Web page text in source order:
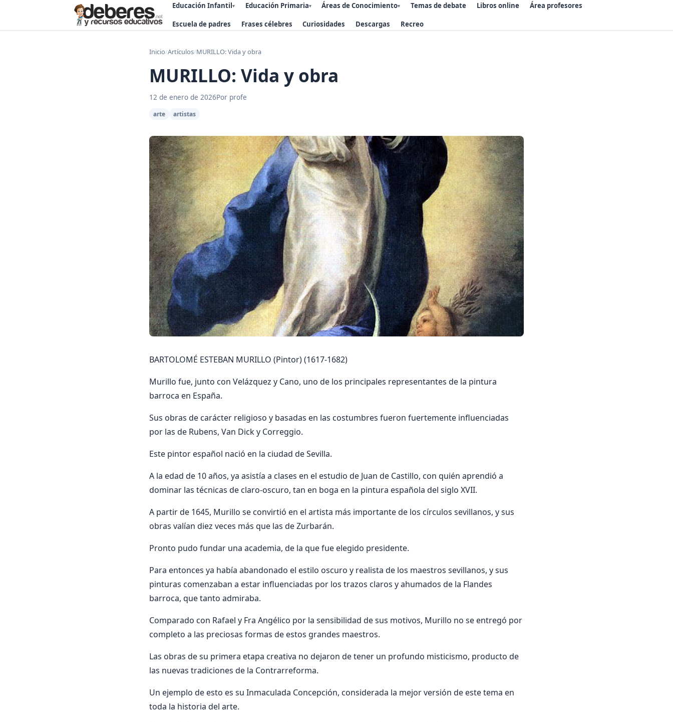
Educación Infantil▾ Educación Primaria▾ Áreas de Conocimiento▾ Temas de debate Libros online Área profesores
Escuela de padres Frases célebres Curiosidades Descargas Recreo
Inicio/Artículos/MURILLO: Vida y obra
MURILLO: Vida y obra
12 de enero de 2026Por profe
arte artistas
BARTOLOMÉ ESTEBAN MURILLO (Pintor) (1617-1682)
Murillo fue, junto con Velázquez y Cano, uno de los principales representantes de la pintura
barroca en España.
Sus obras de carácter religioso y basadas en las costumbres fueron fuertemente influenciadas
por las de Rubens, Van Dick y Correggio.
Este pintor español nació en la ciudad de Sevilla.
A la edad de 10 años, ya asistía a clases en el estudio de Juan de Castillo, con quién aprendió a
dominar las técnicas de claro-oscuro, tan en boga en la pintura española del siglo XVII.
A partir de 1645, Murillo se convirtió en el artista más importante de los círculos sevillanos, y sus
obras valían diez veces más que las de Zurbarán.
Pronto pudo fundar una academia, de la que fue elegido presidente.
Para entonces ya había abandonado el estilo oscuro y realista de los maestros sevillanos, y sus
pinturas comenzaban a estar influenciadas por los trazos claros y ahumados de la Flandes
barroca, que tanto admiraba.
Comparado con Rafael y Fra Angélico por la sensibilidad de sus motivos, Murillo no se entregó por
completo a las preciosas formas de estos grandes maestros.
Las obras de su primera etapa creativa no dejaron de tener un profundo misticismo, producto de
las nuevas tradiciones de la Contrarreforma.
Un ejemplo de esto es su Inmaculada Concepción, considerada la mejor versión de este tema en
toda la historia del arte.